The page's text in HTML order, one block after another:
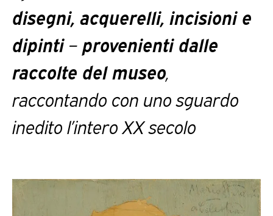
disegni, acquerelli, incisioni e
dipinti– provenienti dalle
raccolte del museo,
raccontando con uno sguardo
inedito l’intero XX secolo